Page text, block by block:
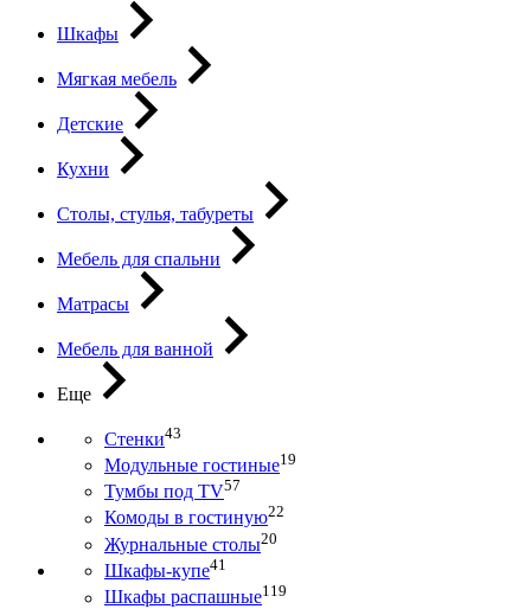
Шкафы
Мягкая мебель
Детские
Кухни
Столы, стулья, табуреты
Мебель для спальни
Матрасы
Мебель для ванной
Еще
Стенки43
Модульные гостиные19
Тумбы под ТV57
Комоды в гостиную22
Журнальные столы20
Шкафы-купе41
Шкафы распашные119